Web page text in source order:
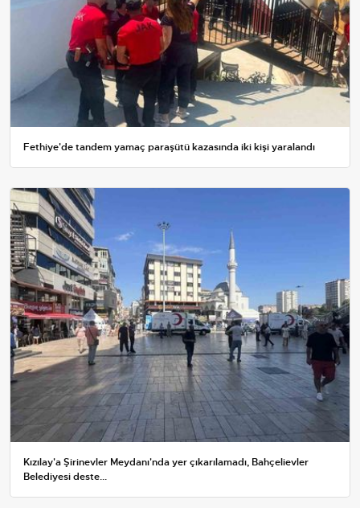
Fethiye'de tandem yamaç paraşütü kazasında iki kişi yaralandı
Kızılay'a Şirinevler Meydanı'nda yer çıkarılamadı, Bahçelievler
Belediyesi deste...